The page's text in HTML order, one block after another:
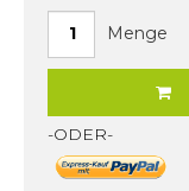
Menge
-ODER-